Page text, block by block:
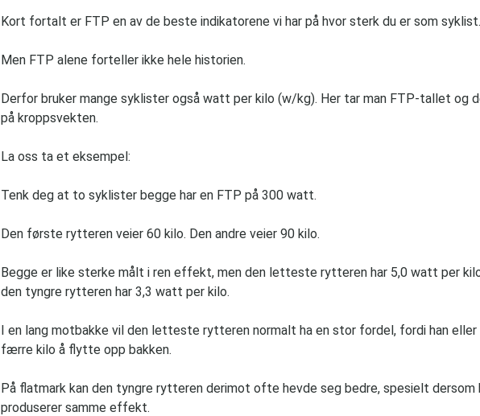
Kort fortalt er FTP en av de beste indikatorene vi har på hvor sterk du er som syklist.
Men FTP alene forteller ikke hele historien.
Derfor bruker mange syklister også watt per kilo (w/kg). Her tar man FTP-tallet og
på kroppsvekten.
La oss ta et eksempel:
Tenk deg at to syklister begge har en FTP på 300 watt.
Den første rytteren veier 60 kilo. Den andre veier 90 kilo.
Begge er like sterke målt i ren effekt, men den letteste rytteren har 5,0 watt per
den tyngre rytteren har 3,3 watt per kilo.
I en lang motbakke vil den letteste rytteren normalt ha en stor fordel, fordi han eller
færre kilo å flytte opp bakken.
På flatmark kan den tyngre rytteren derimot ofte hevde seg bedre, spesielt dersom
produserer samme effekt.